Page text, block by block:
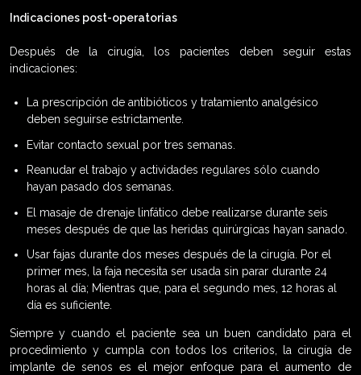
Indicaciones post-operatorias
Después de la cirugía, los pacientes deben seguir estas
indicaciones:
La prescripción de antibióticos y tratamiento analgésico
deben seguirse estrictamente.
Evitar contacto sexual por tres semanas.
Reanudar el trabajo y actividades regulares sólo cuando
hayan pasado dos semanas.
El masaje de drenaje linfático debe realizarse durante seis
meses después de que las heridas quirúrgicas hayan sanado.
Usar fajas durante dos meses después de la cirugía. Por el
primer mes, la faja necesita ser usada sin parar durante 24
horas al día; Mientras que, para el segundo mes, 12 horas al
día es suficiente.
Siempre y cuando el paciente sea un buen candidato para el
procedimiento y cumpla con todos los criterios, la cirugía de
implante de senos es el mejor enfoque para el aumento de